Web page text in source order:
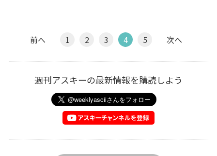
前へ 1 2 3 4 5 次へ
週刊アスキーの最新情報を購読しよう